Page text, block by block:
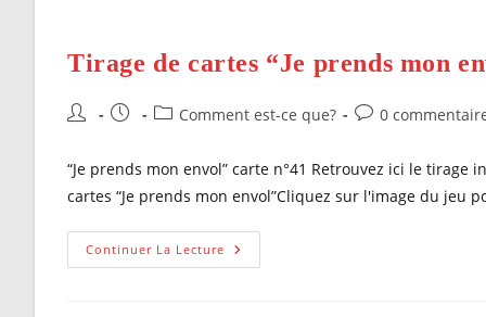
Tirage de cartes “Je prends mon
Auteur/autrice
la
publication :
Publication
PostComment est-ce que?
Commentaires
publication :
0
“Je prends mon envol” carte n°41 Retrouvez ici le
cartes “Je prends mon envol”Cliquez sur l'image du jeu
Continuer La Lecture Tirage
De